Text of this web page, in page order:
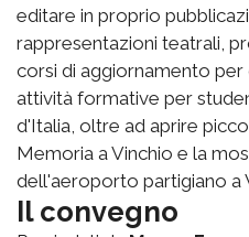
editare in proprio
rappresentazioni teatrali,
corsi di aggiornamento
attività formative per
d'Italia, oltre ad aprire
Memoria a Vinchio e la
dell'aeroporto partigiano a
Il convegno